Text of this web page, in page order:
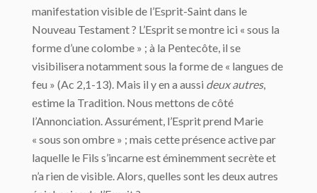
manifestation visible de l’Esprit-Saint dans le
Nouveau Testament ? L’Esprit se montre ici « sous la
forme d’une colombe » ; à la Pentecôte, il se
visibilisera notamment sous la forme de « langues de
feu » (Ac 2,1-13). Mais il y en a aussi deux autres,
estime la Tradition. Nous mettons de côté
l’Annonciation. Assurément, l’Esprit prend Marie
« sous son ombre » ; mais cette présence active par
laquelle le Fils s’incarne est éminemment secrète et
n’a rien de visible. Alors, quelles sont les deux autres